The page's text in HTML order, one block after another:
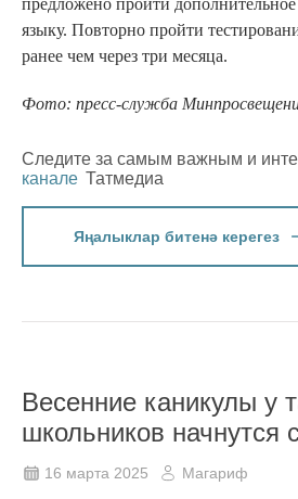
языку. Повторно пройти
ранее чем через три месяца.
Фото: пресс-служба
Следите за самым важным и
канале Татмедиа
Яңалыклар битенә керегез
Весенние каникулы у
школьников начнутся
16 марта 2025 Магариф